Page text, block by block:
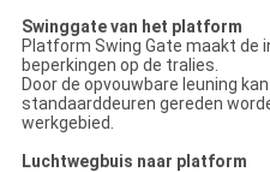
Swinggate van het platform
Platform Swing Gate maakt de
beperkingen op de tralies.
Door de opvouwbare leuning
standaarddeuren gereden
werkgebied.
Luchtwegbuis naar platform